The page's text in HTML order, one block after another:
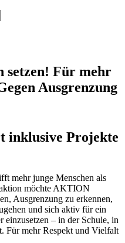
setzen! Für mehr
Ausgrenzung
inklusive Projekte
mehr junge Menschen als
möchte AKTION
Ausgrenzung zu erkennen,
und sich aktiv für ein
einzusetzen – in der Schule, in
Für mehr Respekt und Vielfalt